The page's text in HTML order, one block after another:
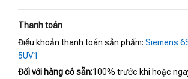
Thanh toán
Điều khoản thanh toán sản phẩm: Siemens
5UV1
Đối với hàng có sẵn:100% trước khi hoặc